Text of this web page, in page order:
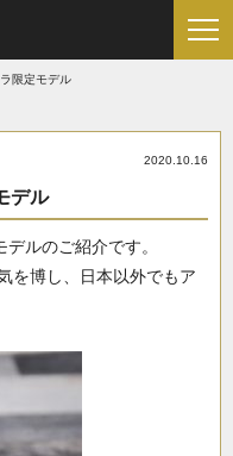
限定モデル
2020.10.16
デル
ルのご紹介です。
を博し、日本以外でもア